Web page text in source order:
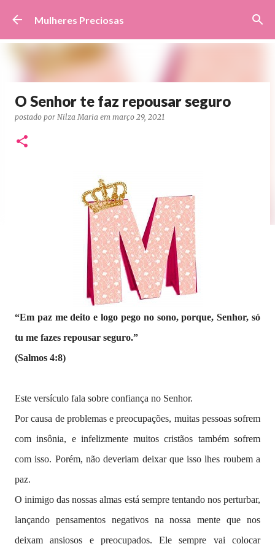
Pular para o conteúdo principal
Mulheres Preciosas
O Senhor te faz repousar seguro
postado por Nilza Maria em março 29, 2021
“Em paz me deito e logo pego no sono, porque, Senhor, só
tu me fazes repousar seguro.”
(Salmos 4:8)
Este versículo fala sobre confiança no Senhor.
Por causa de problemas e preocupações, muitas pessoas sofrem
com insônia, e infelizmente muitos cristãos também sofrem
com isso. Porém, não deveriam deixar que isso lhes roubem a
paz.
O inimigo das nossas almas está sempre tentando nos perturbar,
lançando pensamentos negativos na nossa mente que nos
deixam ansiosos e preocupados. Ele sempre vai colocar